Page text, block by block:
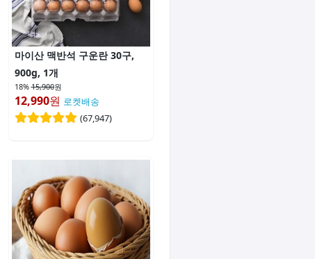
마이산 맥반석 구운란 30구,
900g, 1개
18% 15,900원
12,990원 로켓배송
(67,947)